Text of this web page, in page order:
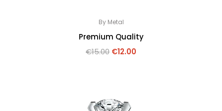
By Metal
Premium Quality
€15.00 €12.00